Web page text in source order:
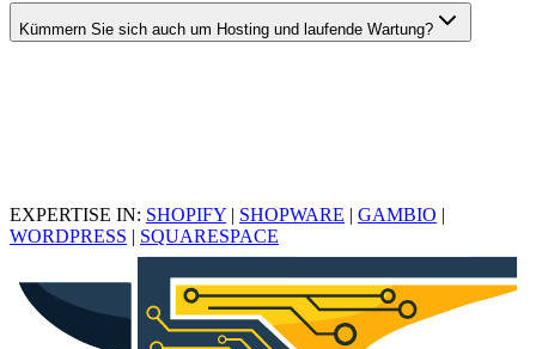
Kümmern Sie sich auch um Hosting und laufende Wartung?
EXPERTISE IN: SHOPIFY | SHOPWARE | GAMBIO |
WORDPRESS | SQUARESPACE